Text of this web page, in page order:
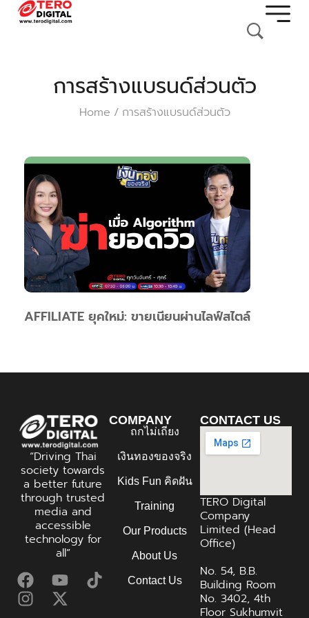
การสร้างแบรนด์ส่วนตัว
Home / การสร้างแบรนด์ส่วนตัว
AFFILIATE ยุคใหม่: ขายเนียนผ่านไลฟ์สไตล์
“Driving Thai
society towards
a better future
through trusted
media and
accessible
technology for
all”
COMPANY
ถกไม่เถียง
เงินทองของจริง
Kids Fun คิดฝัน
Training
Our Products
About Us
Contact Us
CONTACT US
TERO Digital
Company
Limited (Head
Office)
No. 54, B.B.
Building Room
No. 3402, 4th
Floor Sukhumvit